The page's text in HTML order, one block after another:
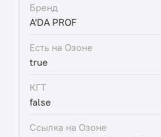
Бренд
A'DA PROF
Есть на Озоне
true
КГТ
false
Ссылка на Озоне